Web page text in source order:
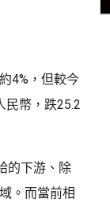
4%，但較今
民幣，跌25.2
的下游、除
。而當前相